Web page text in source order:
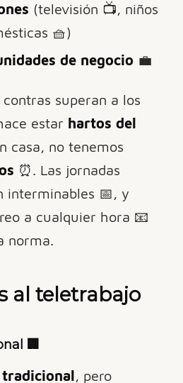
(televisión 📺, niños
🧺)
de negocio 💼
superan a los
estar hartos del
casa, no tenemos
⏰. Las jornadas
interminables 📅, y
a cualquier hora 📧
norma.
al teletrabajo
🏢
tradicional, pero